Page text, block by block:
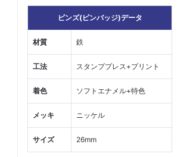
ピンズ(ピンバッジ)データ
材質 鉄
工法 スタンププレス+プリント
着色 ソフトエナメル+特色
メッキ ニッケル
サイズ 26mm